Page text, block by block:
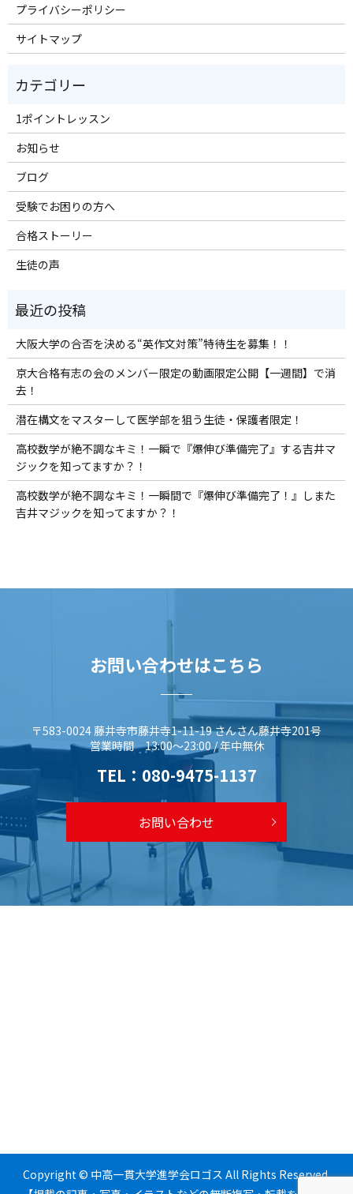
プライバシーポリシー
サイトマップ
1ポイントレッスン
お知らせ
ブログ
受験でお困りの方へ
合格ストーリー
生徒の声
大阪大学の合否を決める“英作文対策”特待生を募集！！
京大合格有志の会のメンバー限定の動画限定公開【一週間】で消
去！
潜在構文をマスターして医学部を狙う生徒・保護者限定！
高校数学が絶不調なキミ！一瞬で『爆伸び準備完了』する吉井マ
ジックを知ってますか？！
高校数学が絶不調なキミ！一瞬間で『爆伸び準備完了！』しまた
吉井マジックを知ってますか？！
お問い合わせはこちら
〒583-0024 藤井寺市藤井寺1-11-19 さんさん藤井寺201号
営業時間 13:00～23:00 / 年中無休
TEL： 080-9475-1137
お問い合わせ
Copyright © 中高一貫大学進学会ロゴス All Rights Reserved.